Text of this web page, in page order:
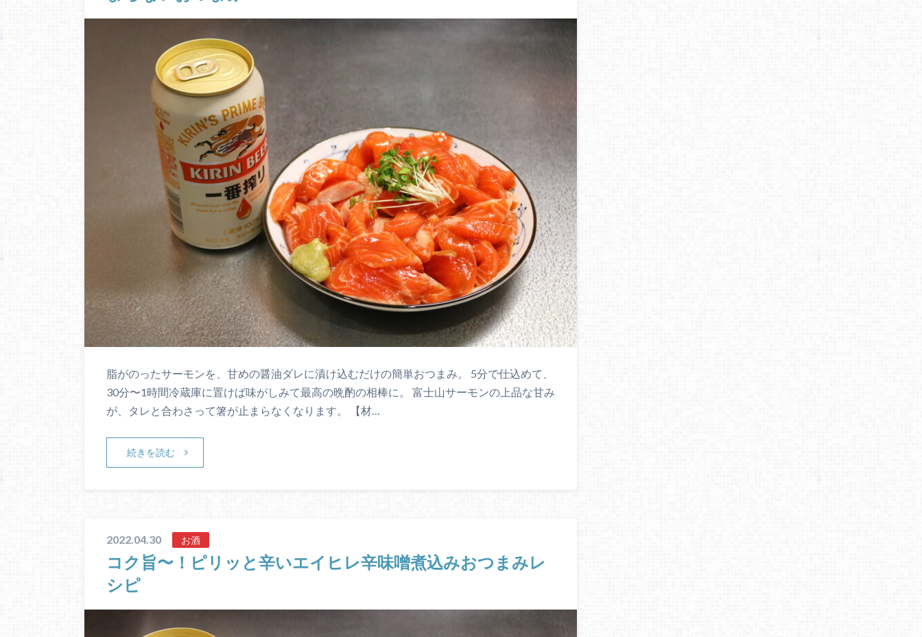
脂がのったサーモンを、甘めの醤油ダレに漬け込むだけの簡単おつまみ。 5分で仕込めて、
30分〜1時間冷蔵庫に置けば味がしみて最高の晩酌の相棒に。 富士山サーモンの上品な甘み
が、タレと合わさって箸が止まらなくなります。 【材…
続きを読む
2022.04.30 お酒
コク旨〜！ピリッと辛いエイヒレ辛味噌煮込みおつまみレ
シピ